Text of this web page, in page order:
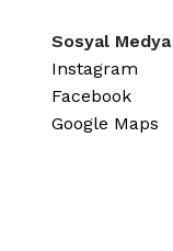
Sosyal Medya
Instagram
Facebook
Google Maps